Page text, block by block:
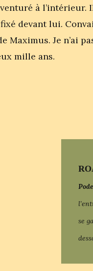
à
devant lui.
Maximus. Je n’ai
mille ans.
se